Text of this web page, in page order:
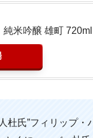
米吟醸 雄町 720ml
杜氏”フィリップ・